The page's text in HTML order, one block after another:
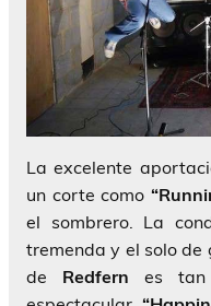
La excelente
un corte como
el sombrero. La
tremenda y el solo de
de Redfern es tan